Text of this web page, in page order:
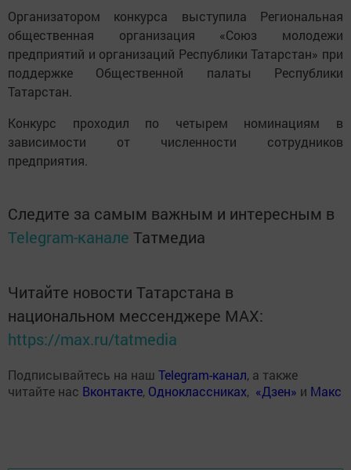
Организатором конкурса выступила Региональная
общественная организация «Союз молодежи
предприятий и организаций Республики Татарстан» при
поддержке Общественной палаты Республики
Татарстан.
Конкурс проходил по четырем номинациям в
зависимости от численности сотрудников
предприятия.
Следите за самым важным и интересным в
Telegram-канале Татмедиа
Читайте новости Татарстана в
национальном мессенджере MАХ:
https://max.ru/tatmedia
Подписывайтесь на наш Telegram-канал, а также
читайте нас Вконтакте, Одноклассниках, «Дзен» и Макс